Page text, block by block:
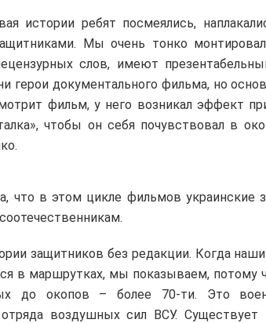
истории ребят посмеялись,
Мы очень тонко
слов, имеют
герои документального фильма, но
фильм, у него возникал эффект
чтобы он себя почувствовал в
что в этом цикле фильмов украинские
защитников без редакции. Когда
в маршрутках, мы показываем, потому
до окопов – более 70-ти. Это
отряда воздушных сил ВСУ.